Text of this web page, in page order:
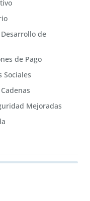
de
de Pago
Sociales
Mejoradas